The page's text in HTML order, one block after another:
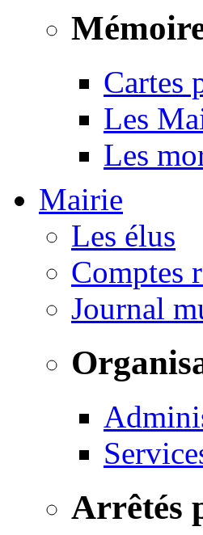
Cartes
Les
Les
Mairie
Les élus
Comptes
Journal
Arrêtés